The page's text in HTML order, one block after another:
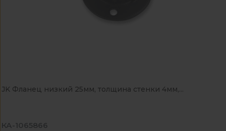
JK Фланец низкий 25мм, толщина стенки 4мм,...
КА-1065866